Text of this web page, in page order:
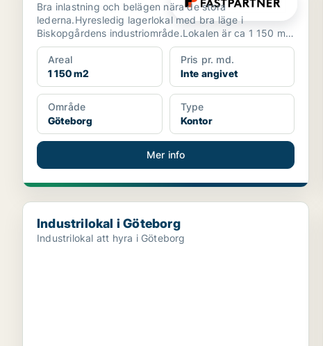
Bra inlastning och belägen nära de stora
lederna.Hyresledig lagerlokal med bra läge i
Biskopgårdens industriområde.Lokalen är ca 1 150 m i
markplan med markp...
Areal
1 150 m2
Pris pr. md.
Inte angivet
Område
Göteborg
Type
Kontor
Mer info
Industrilokal i Göteborg
Industrilokal i Göteborg
Industrilokal att hyra i Göteborg